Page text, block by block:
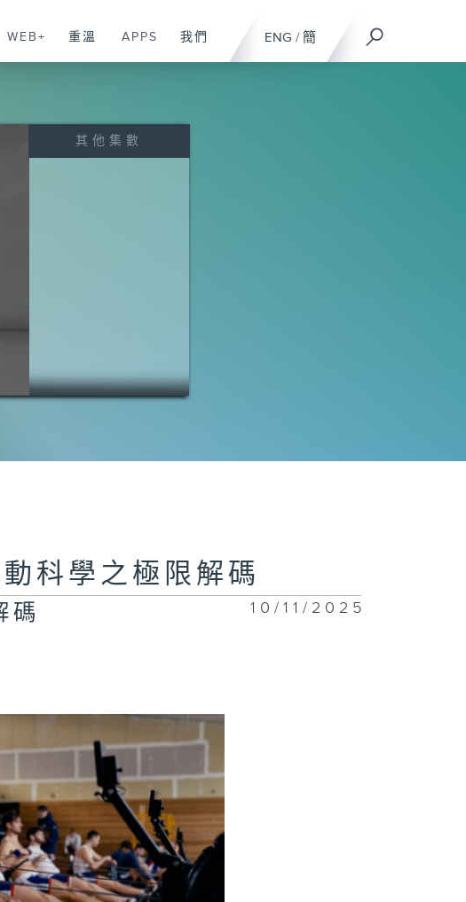
ENG / 簡
WEB+ 重溫 APPS 我們
其他集數
科學之極限解碼
碼 10/11/2025